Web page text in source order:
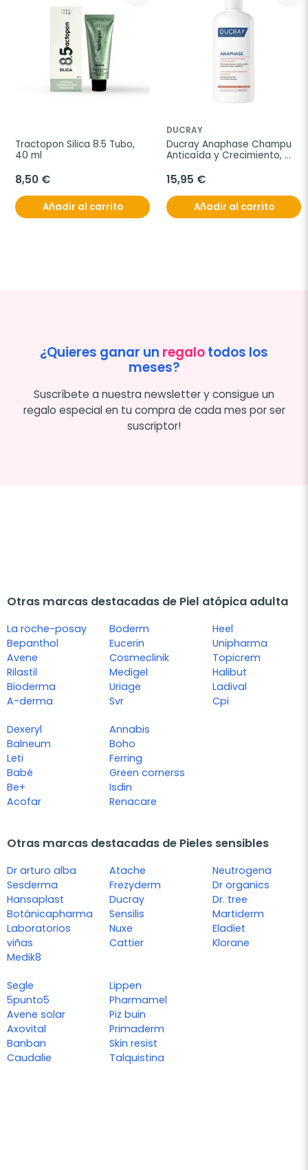
Tractopon Silica 8.5 Tubo,
40 ml
8,50 €
Añadir al carrito
DUCRAY
Ducray Anaphase Champu
Anticaída y Crecimiento,
15,95 €
Añadir al carrito
¿Quieres ganar un regalotodos los
meses?
Suscríbete a nuestra newsletter y consigue un
regalo especial en tu compra de cada mes por ser
suscriptor!
Otras marcas destacadas de Piel atópica adulta
La roche-posay
Bepanthol
Avene
Rilastil
Bioderma
A-derma
Boderm
Eucerin
Cosmeclinik
Medigel
Uriage
Svr
Heel
Unipharma
Topicrem
Halibut
Ladival
Cpi
Dexeryl
Balneum
Leti
Babé
Be+
Acofar
Annabis
Boho
Ferring
Green cornerss
Isdin
Renacare
Otras marcas destacadas de Pieles sensibles
Dr arturo alba
Sesderma
Hansaplast
Botánicapharma
Laboratorios
viñas
Medik8
Atache
Frezyderm
Ducray
Sensilis
Nuxe
Cattier
Neutrogena
Dr organics
Dr. tree
Martiderm
Eladiet
Klorane
Segle
5punto5
Avene solar
Axovital
Banban
Caudalie
Lippen
Pharmamel
Piz buin
Primaderm
Skin resist
Talquistina